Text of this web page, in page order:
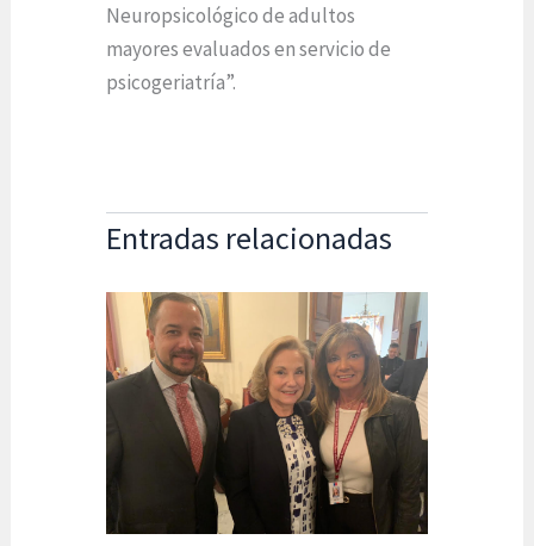
Neuropsicológico de adultos
mayores evaluados en servicio de
psicogeriatría”.
Entradas relacionadas